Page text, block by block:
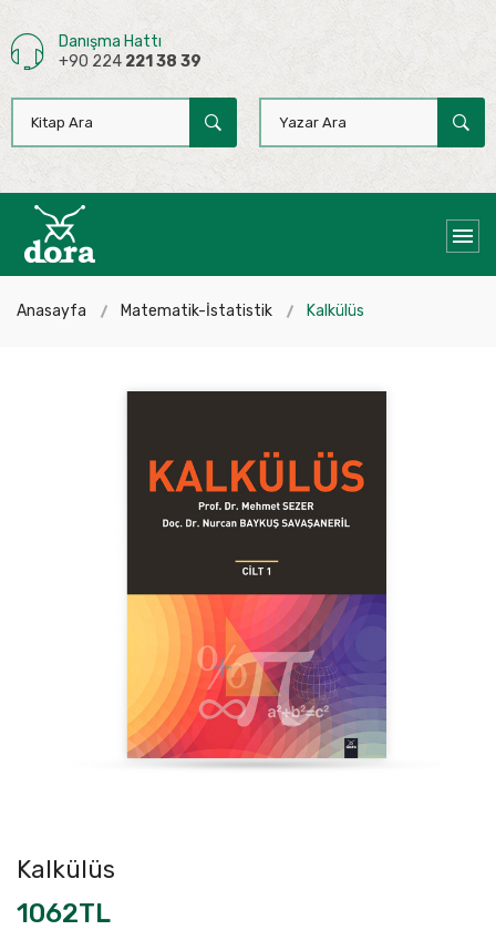
Danışma Hattı
+90 224 221 38 39
Anasayfa Matematik-İstatistik Kalkülüs
Kalkülüs
1062TL